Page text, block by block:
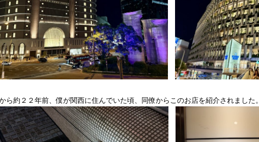
ら約２２年前、僕が関西に住んでいた頃、同僚からこのお店を紹介されました。